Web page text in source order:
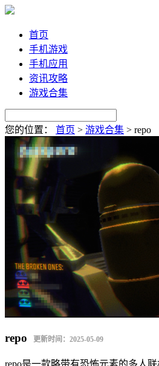
首页
手机游戏
手机应用
资讯攻略
游戏合集
您的位置： 首页 > 游戏合集 > repo
repo 更新时间：2025-05-09